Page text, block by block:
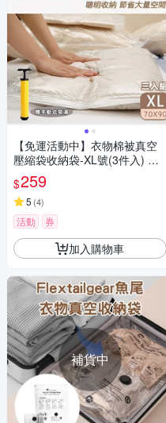
【免運活動中】衣物棉被真空
壓縮袋收納袋-XL號(3件入) 附
手動式泵浦
$259
5 (4)
活動 券
加入購物車
補貨中